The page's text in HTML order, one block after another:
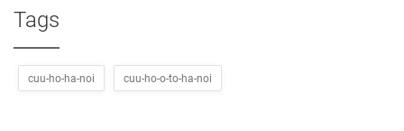
Tags
cuu-ho-ha-noi cuu-ho-o-to-ha-noi